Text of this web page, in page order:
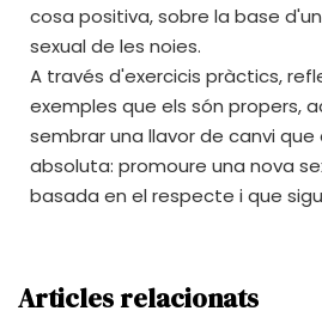
cosa positiva, sobre la base
sexual de les noies.
A través d'exercicis pràctics,
exemples que els són propers,
sembrar una llavor de canvi que
absoluta: promoure una nova
basada en el respecte i que
Articles relacionats